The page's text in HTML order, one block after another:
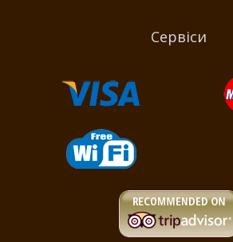
Сервіси